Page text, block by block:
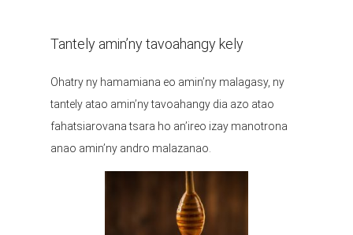
Tantely amin’ny tavoahangy kely
Ohatry ny hamamiana eo amin’ny malagasy, ny
tantely atao amin’ny tavoahangy dia azo atao
fahatsiarovana tsara ho an’ireo izay manotrona
anao amin’ny andro malazanao.